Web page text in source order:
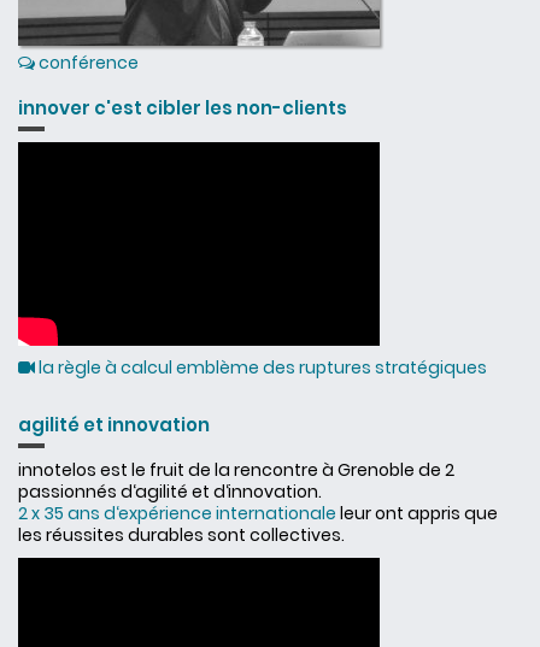
conférence
innover c'est cibler les non-clients
la règle à calcul emblème des ruptures stratégiques
agilité et innovation
innotelos est le fruit de la rencontre à Grenoble de 2
passionnés d‘agilité et d‘innovation.
2 x 35 ans d‘expérience internationale leur ont appris que
les réussites durables sont collectives.